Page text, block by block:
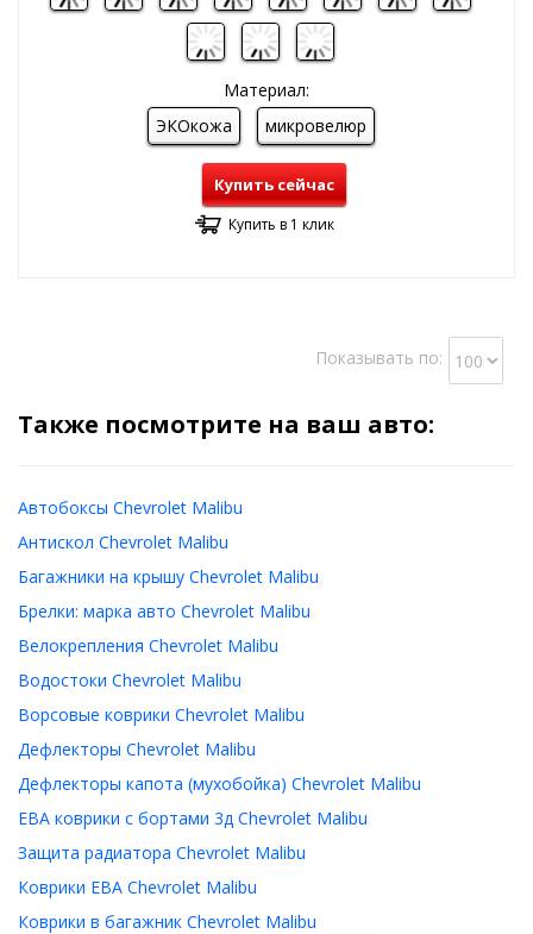
Материал:
ЭКОкожа
микровелюр
Купить сейчас
Купить в 1 клик
Показывать по:
Также посмотрите на ваш авто:
Автобоксы Chevrolet Malibu
Антискол Chevrolet Malibu
Багажники на крышу Chevrolet Malibu
Брелки: марка авто Chevrolet Malibu
Велокрепления Chevrolet Malibu
Водостоки Chevrolet Malibu
Ворсовые коврики Chevrolet Malibu
Дефлекторы Chevrolet Malibu
Дефлекторы капота (мухобойка) Chevrolet Malibu
ЕВА коврики с бортами 3д Chevrolet Malibu
Защита радиатора Chevrolet Malibu
Коврики ЕВА Chevrolet Malibu
Коврики в багажник Chevrolet Malibu